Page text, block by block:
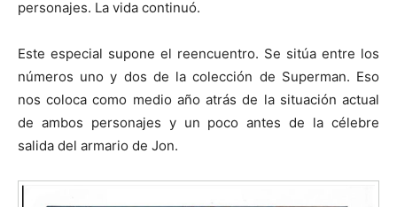
personajes. La vida continuó.
Este especial supone el reencuentro. Se sitúa entre los
números uno y dos de la colección de Superman. Eso
nos coloca como medio año atrás de la situación actual
de ambos personajes y un poco antes de la célebre
salida del armario de Jon.